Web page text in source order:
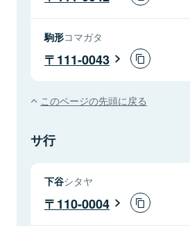
駒形コマガタ
111-0043
このページの先頭に戻る
サ行
下谷シタヤ
110-0004